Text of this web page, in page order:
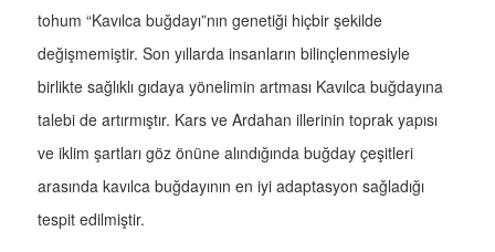
tohum “Kavılca buğdayı”nın genetiği hiçbir şekilde
değişmemiştir. Son yıllarda insanların bilinçlenmesiyle
birlikte sağlıklı gıdaya yönelimin artması Kavılca buğdayına
talebi de artırmıştır. Kars ve Ardahan illerinin toprak yapısı
ve iklim şartları göz önüne alındığında buğday çeşitleri
arasında kavılca buğdayının en iyi adaptasyon sağladığı
tespit edilmiştir.